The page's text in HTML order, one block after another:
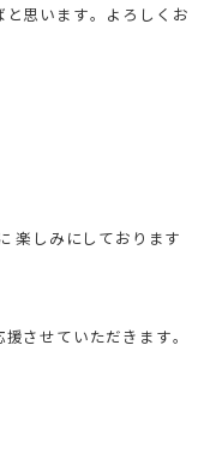
思います。よろしくお
楽しみにしております
させていただきます。